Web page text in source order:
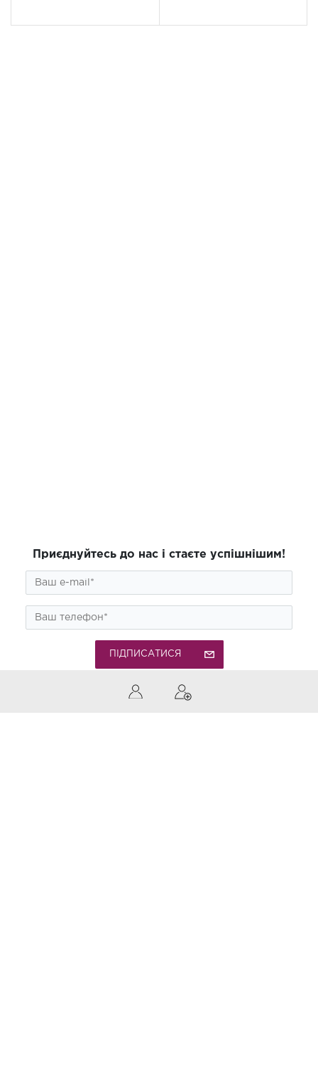
Приєднуйтесь до нас і стаєте успішнішим!
ПІДПИСАТИСЯ